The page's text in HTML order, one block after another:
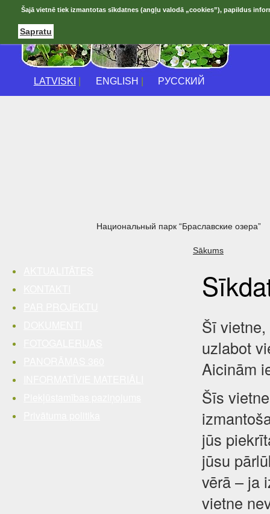
LATVISKI ENGLISH РУССКИЙ
Национальный парк “Браславские озера”
Sākums
Šī
uzlabot
Aicinām
Šīs
jūs
jūsu
vērā – ja
vietne
Šajā vietnē tiek izmantotas sīkdatnes (angļu valodā „cookies”), papildus
Sapratu